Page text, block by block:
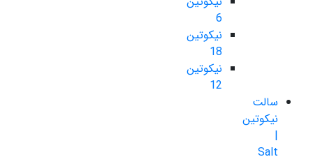
6
نیکوتین
18
نیکوتین
12
سالت
نیکوتین
|
Salt